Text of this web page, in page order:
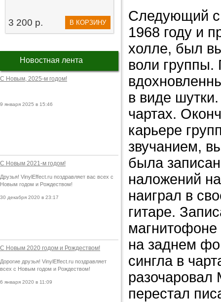
3 200 р. В КОРЗИНУ
Новостная лента
С Новым, 2025-м годом!
9 января 2025 в 15:46
С Новым 2021-м годом!
Друзья! VinylEffect.ru поздравляет вас всех с
Новым годом и Рождеством!
30 декабря 2020 в 23:17
С Новым 2020 годом и Рождеством!
Дорогие друзья! VinylEffect.ru поздравляет
всех с Новым годом и Рождеством!
6 января 2020 в 11:09
Следующий
1968 году и
холле, был
воли
в виде
чартах.
карьере
звучанием,
была
наложений
наиграл в
гитаре.
магнитофоне
на заднем
сингла в
разочаровал
перестал